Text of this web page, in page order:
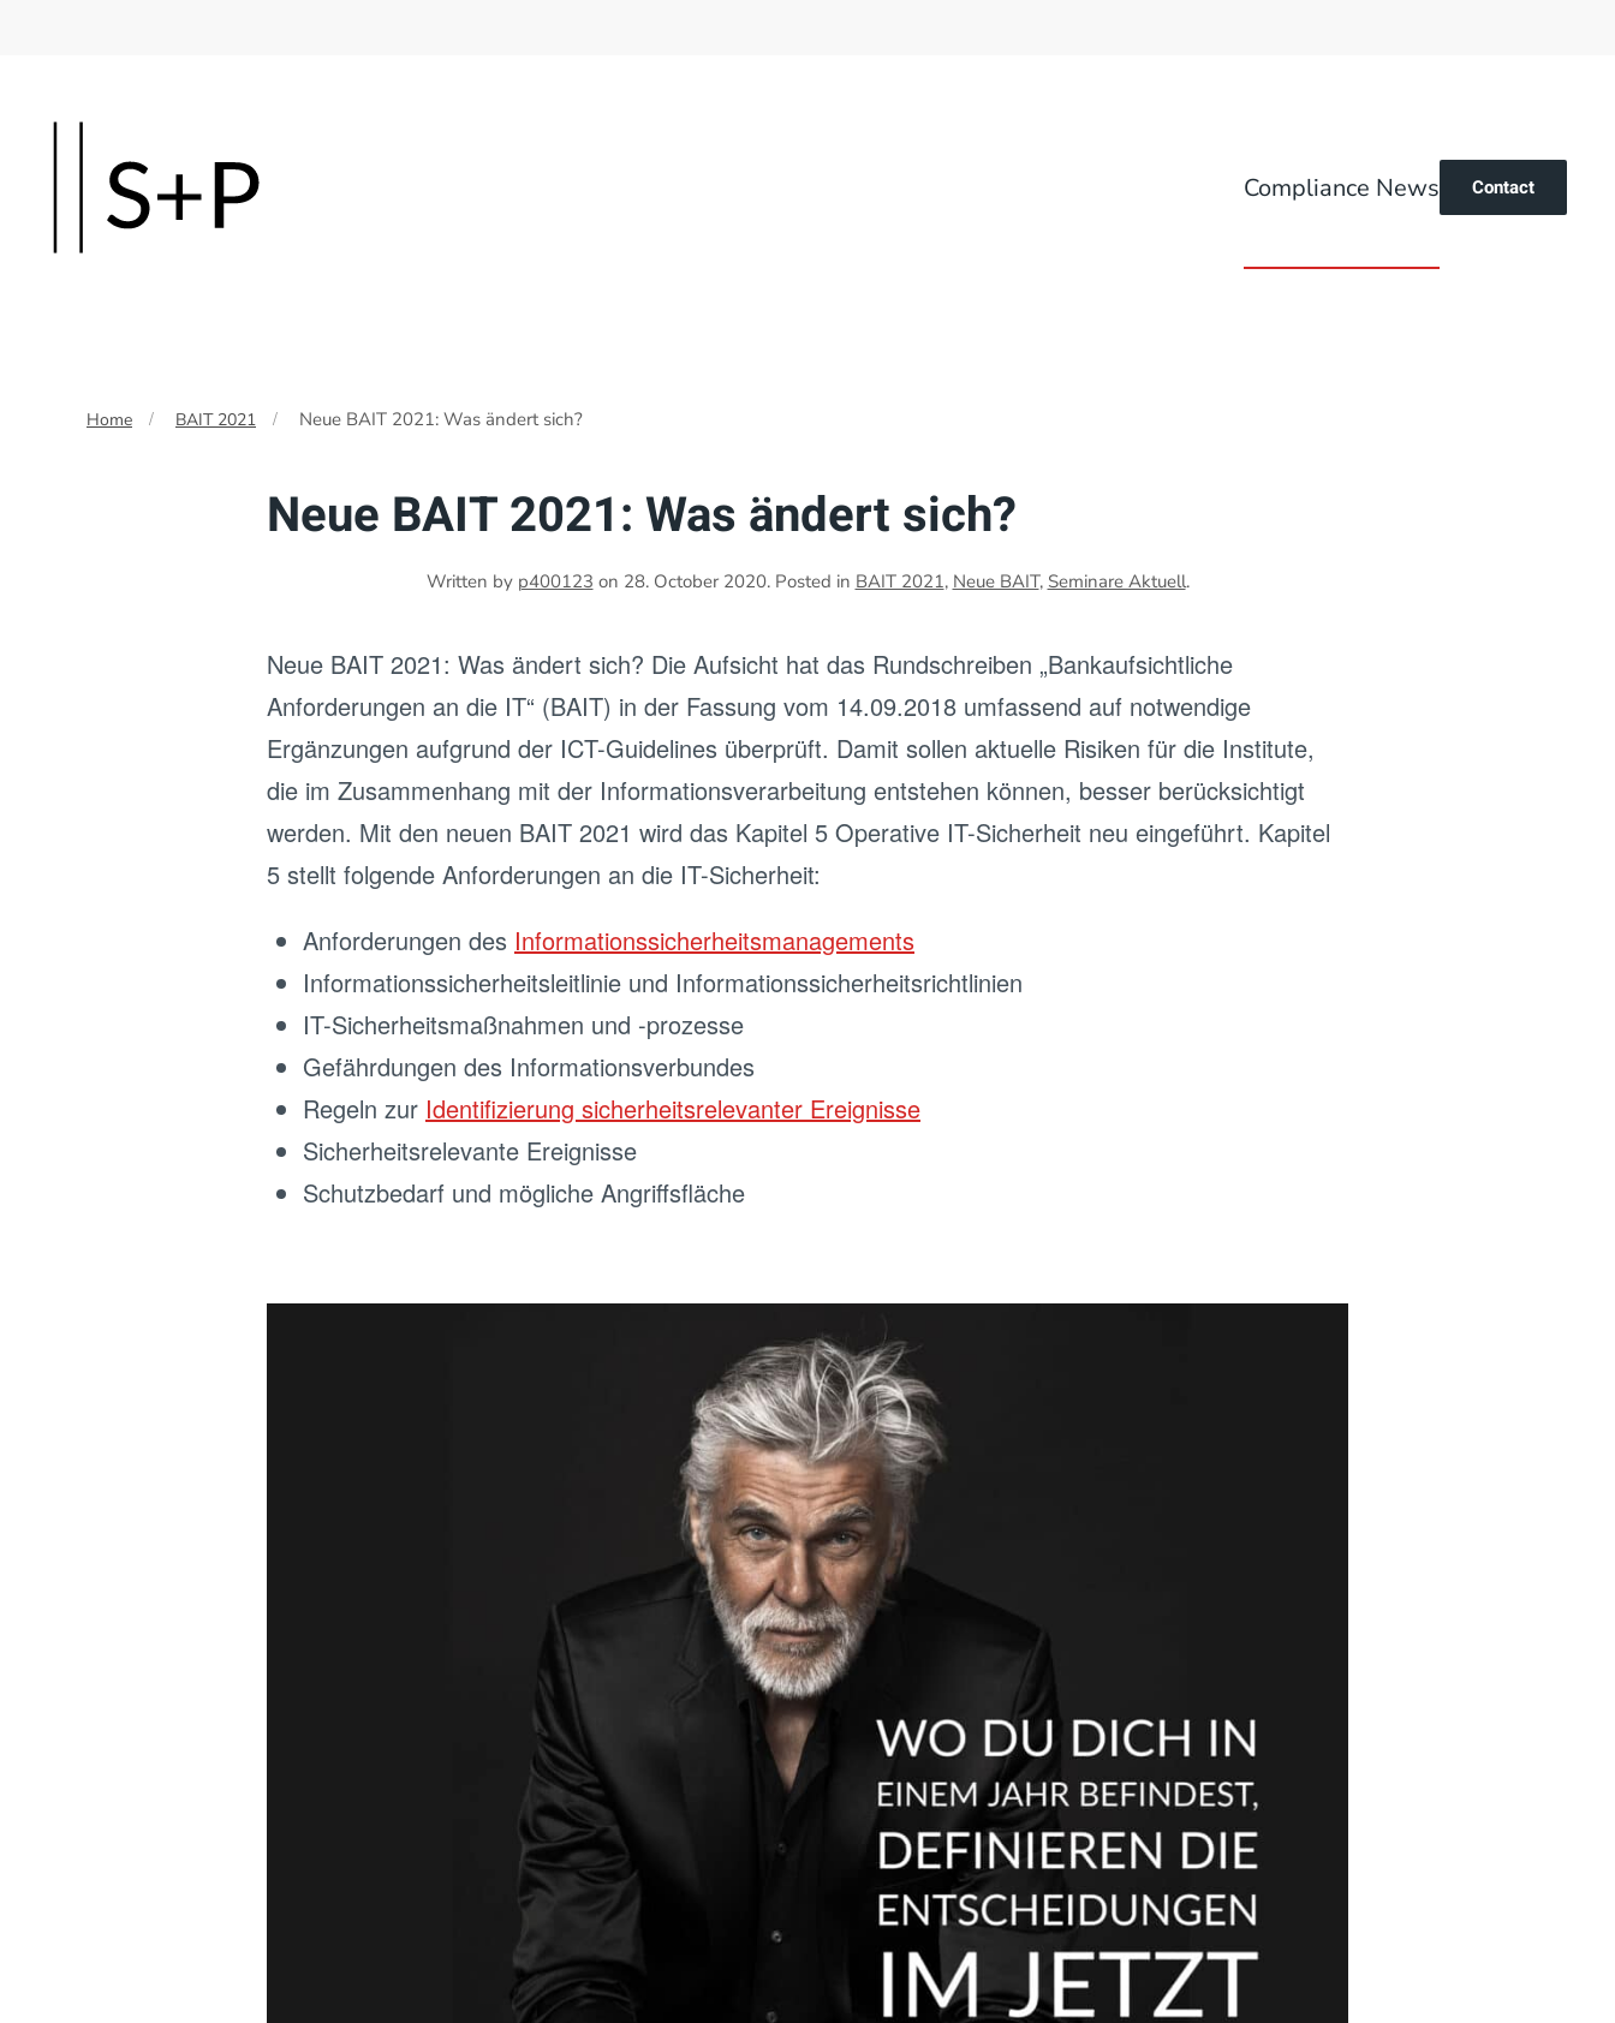
content
Compliance News Contact
Home BAIT 2021 Neue BAIT 2021: Was ändert sich?
Neue BAIT 2021: Was ändert sich?
Written by p400123 on 28. October 2020. Posted in BAIT 2021, Neue BAIT, Seminare Aktuell.
Neue BAIT 2021: Was ändert sich? Die Aufsicht hat das Rundschreiben „Bankaufsichtliche
Anforderungen an die IT“ (BAIT) in der Fassung vom 14.09.2018 umfassend auf notwendige
Ergänzungen aufgrund der ICT-Guidelines überprüft. Damit sollen aktuelle Risiken für die Institute,
die im Zusammenhang mit der Informationsverarbeitung entstehen können, besser berücksichtigt
werden. Mit den neuen BAIT 2021 wird das Kapitel 5 Operative IT-Sicherheit neu eingeführt. Kapitel
5 stellt folgende Anforderungen an die IT-Sicherheit:
Anforderungen des Informationssicherheitsmanagements
Informationssicherheitsleitlinie und Informationssicherheitsrichtlinien
IT-Sicherheitsmaßnahmen und -prozesse
Gefährdungen des Informationsverbundes
Regeln zur Identifizierung sicherheitsrelevanter Ereignisse
Sicherheitsrelevante Ereignisse
Schutzbedarf und mögliche Angriffsfläche